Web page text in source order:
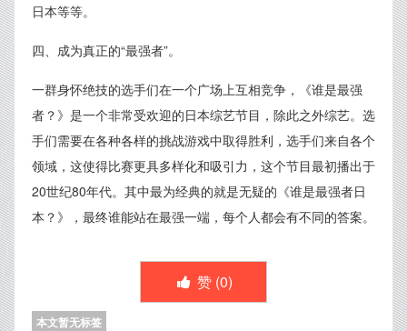
日本等等。
四、成为真正的“最强者”。
一群身怀绝技的选手们在一个广场上互相竞争，《谁是最强
者？》是一个非常受欢迎的日本综艺节目，除此之外综艺。选
手们需要在各种各样的挑战游戏中取得胜利，选手们来自各个
领域，这使得比赛更具多样化和吸引力，这个节目最初播出于
20世纪80年代。其中最为经典的就是无疑的《谁是最强者日
本？》，最终谁能站在最强一端，每个人都会有不同的答案。
赞 (0)
本文暂无标签